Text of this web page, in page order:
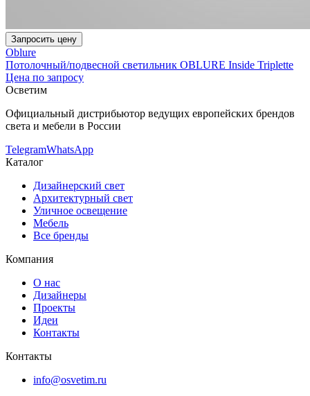
Запросить цену
Oblure
Потолочный/подвесной светильник OBLURE Inside Triplette
Цена по запросу
Осветим
Официальный дистрибьютор ведущих европейских брендов
света и мебели в России
TelegramWhatsApp
Каталог
Дизайнерский свет
Архитектурный свет
Уличное освещение
Мебель
Все бренды
Компания
О нас
Дизайнеры
Проекты
Идеи
Контакты
Контакты
info@osvetim.ru